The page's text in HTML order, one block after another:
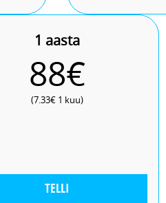
1 aasta
88€
(7.33€ 1 kuu)
TELLI